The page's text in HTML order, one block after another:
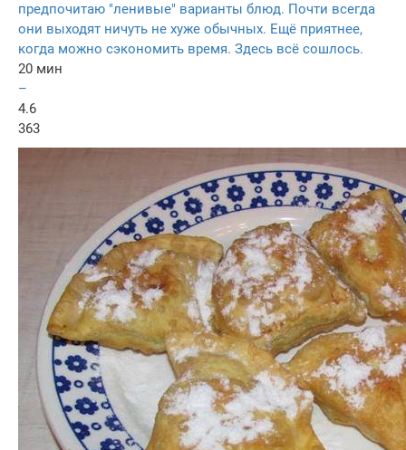
предпочитаю "ленивые" варианты блюд. Почти всегда
они выходят ничуть не хуже обычных. Ещё приятнее,
когда можно сэкономить время. Здесь всё сошлось.
20 мин
–
4.6
363